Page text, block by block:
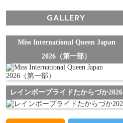
GALLERY
Miss International Queen Japan
2026（第一部）
レインボープライドたからづか2026